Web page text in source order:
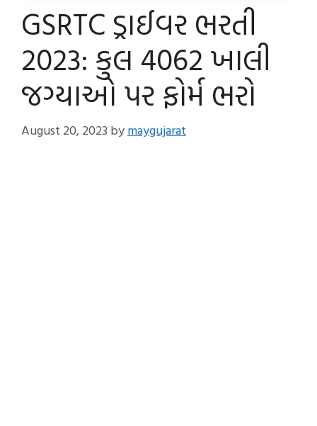
GSRTC ડ્રાઈવર ભરતી
2023: કુલ 4062 ખાલી
જગ્યાઓ પર ફોર્મ ભરો
August 20, 2023 bymaygujarat